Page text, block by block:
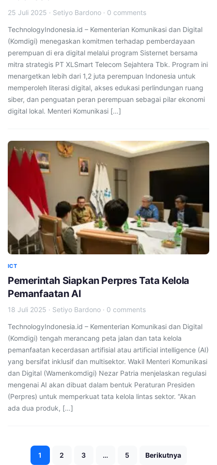
25 Juli 2025 · Setiyo Bardono · 0 comments
TechnologyIndonesia.id – Kementerian Komunikasi dan Digital
(Komdigi) menegaskan komitmen terhadap pemberdayaan
perempuan di era digital melalui program Sisternet bersama
mitra strategis PT XLSmart Telecom Sejahtera Tbk. Program ini
menargetkan lebih dari 1,2 juta perempuan Indonesia untuk
memperoleh literasi digital, akses edukasi perlindungan ruang
siber, dan penguatan peran perempuan sebagai pilar ekonomi
digital lokal. Menteri Komunikasi […]
ICT
Pemerintah Siapkan Perpres Tata Kelola
Pemanfaatan AI
18 Juli 2025 · Setiyo Bardono · 0 comments
TechnologyIndonesia.id – Kementerian Komunikasi dan Digital
(Komdigi) tengah merancang peta jalan dan tata kelola
pemanfaatan kecerdasan artifisial atau artificial intelligence (AI)
yang bersifat inklusif dan multisektor. Wakil Menteri Komunikasi
dan Digital (Wamenkomdigi) Nezar Patria menjelaskan regulasi
mengenai AI akan dibuat dalam bentuk Peraturan Presiden
(Perpres) untuk memperkuat tata kelola lintas sektor. “Akan
ada dua produk, […]
Paginasi
1 2 3 … 5 Berikutnya